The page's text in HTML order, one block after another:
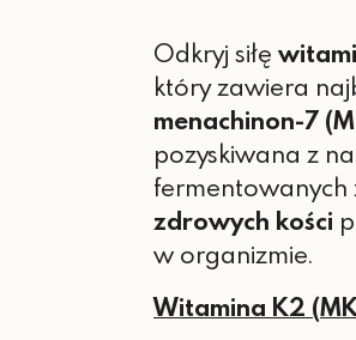
Odkryj siłę
który zawiera
menachinon-7
pozyskiwana z
fermentowanych
zdrowych kości
w organizmie.
Witamina K2